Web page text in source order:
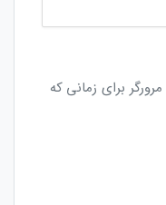
برای زمانی که